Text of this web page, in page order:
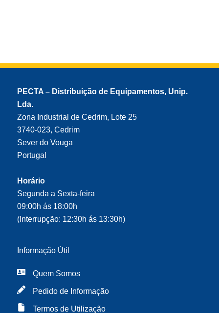
PECTA – Distribuição de Equipamentos, Unip.
Lda.
Zona Industrial de Cedrim, Lote 25
3740-023, Cedrim
Sever do Vouga
Portugal
Horário
Segunda a Sexta-feira
09:00h ás 18:00h
(Interrupção: 12:30h ás 13:30h)
Informação Útil
Quem Somos
Pedido de Informação
Termos de Utilização